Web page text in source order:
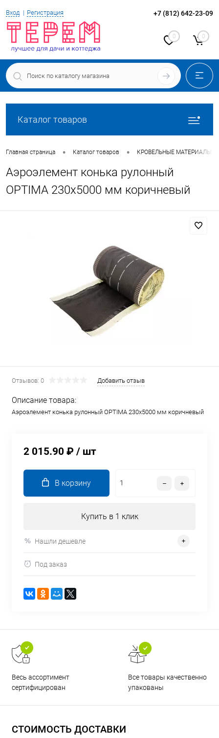
Вход Регистрация +7 (812) 642-23-09
0 0
Каталог товаров
Главная страница • Каталог товаров • КРОВЕЛЬНЫЕ МАТЕРИАЛЫ
Аэроэлемент конька рулонный
OPTIMA 230х5000 мм коричневый
Отзывов: 0 Добавить отзыв
Описание товара:
Аэроэлемент конька рулонный OPTIMA 230х5000 мм коричневый
2 015.90 ₽ / шт
В корзину
Купить в 1 клик
Нашли дешевле
Под заказ
Весь ассортимент
сертифицирован
Все товары качественно
упакованы
СТОИМОСТЬ ДОСТАВКИ